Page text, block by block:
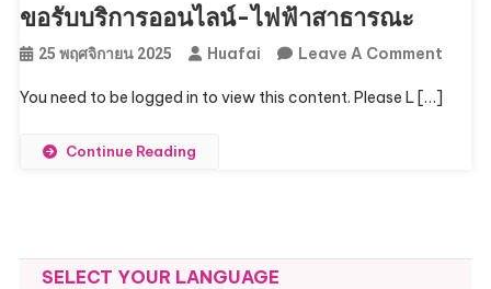
ขอรับบริการออนไลน์-ไฟฟ้าสาธารณะ
25 พฤศจิกายน 2025 Huafai Leave A CommentOn
บริการ
You need to be logged in to view this content. Please L […]
Continue Reading
SELECT YOUR LANGUAGE